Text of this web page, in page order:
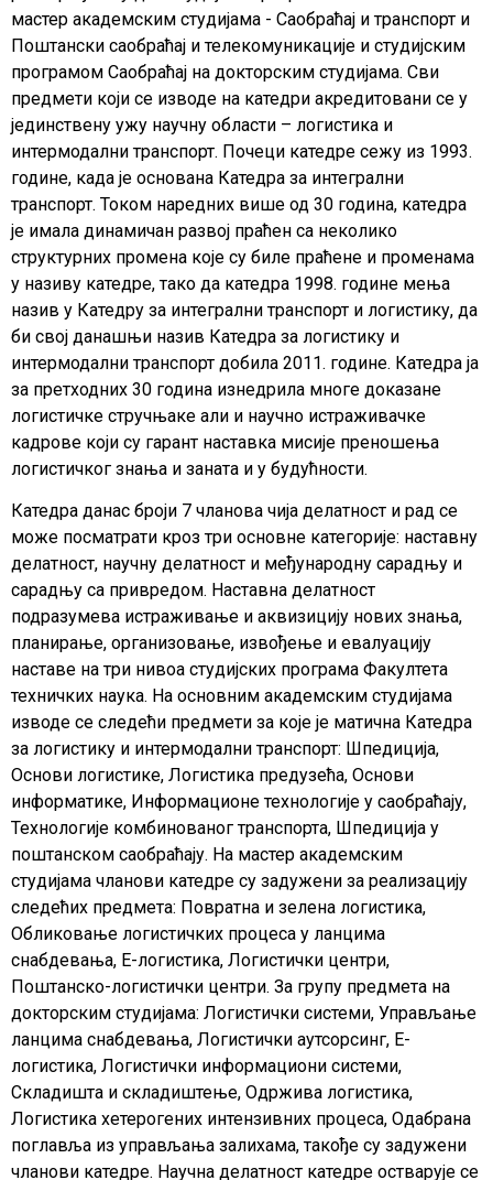
мастер академским студијама - Саобраћај и транспорт и
Поштански саобраћај и телекомуникације и студијским
програмом Саобраћај на докторским студијама. Сви
предмети који се изводе на катедри акредитовани се у
јединствену ужу научну области – логистика и
интермодални транспорт. Почеци катедре сежу из 1993.
године, када је основана Катедра за интегрални
транспорт. Током наредних више од 30 година, катедра
је имала динамичан развој праћен са неколико
структурних промена које су биле праћене и променама
у називу катедре, тако да катедра 1998. године мења
назив у Катедру за интегрални транспорт и логистику, да
би свој данашњи назив Катедра за логистику и
интермодални транспорт добила 2011. године. Катедра ја
за претходних 30 година изнедрила многе доказане
логистичке стручњаке али и научно истраживачке
кадрове који су гарант наставка мисије преношења
логистичког знања и заната и у будућности.
Катедра данас броји 7 чланова чија делатност и рад се
може посматрати кроз три основне категорије: наставну
делатност, научну делатност и међународну сарадњу и
сарадњу са привредом. Наставна делатност
подразумева истраживање и аквизицију нових знања,
планирање, организовање, извођење и евалуацију
наставе на три нивоа студијских програма Факултета
техничких наука. На основним академским студијама
изводе се следећи предмети за које је матична Катедра
за логистику и интермодални транспорт: Шпедиција,
Основи логистике, Логистика предузећа, Основи
информатике, Информационе технологије у саобраћају,
Технологије комбинованог транспорта, Шпедиција у
поштанском саобраћају. На мастер академским
студијама чланови катедре су задужени за реализацију
следећих предмета: Повратна и зелена логистика,
Обликовање логистичких процеса у ланцима
снабдевања, Е-логистика, Логистички центри,
Поштанско-логистички центри. За групу предмета на
докторским студијама: Логистички системи, Управљање
ланцима снабдевања, Логистички аутсорсинг, Е-
логистика, Логистички информациони системи,
Складишта и складиштење, Одржива логистика,
Логистика хетерогених интензивних процеса, Одабрана
поглавља из управљања залихама, такође су задужени
чланови катедре. Научна делатност катедре остварује се